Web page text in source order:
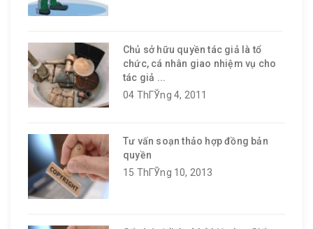
Chủ sở hữu quyền tác giả là tổ
chức, cá nhân giao nhiệm vụ cho
tác giả ...
04 ThГЎng 4, 2011
Tư vấn soạn thảo hợp đồng bản
quyền
15 ThГЎng 10, 2013